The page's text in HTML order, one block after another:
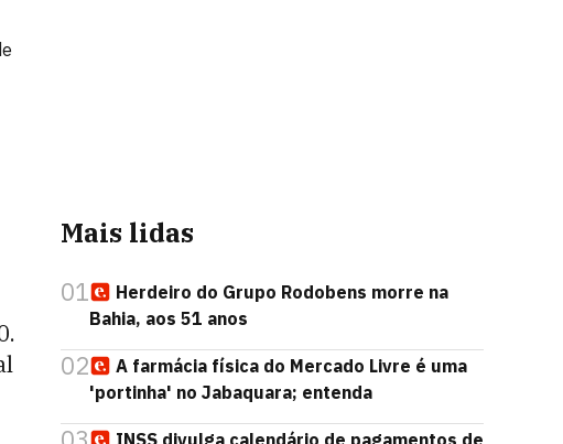
Mais lidas
01
Herdeiro do Grupo Rodobens morre na
Bahia, aos 51 anos
02
A farmácia física do Mercado Livre é uma
'portinha' no Jabaquara; entenda
INSS divulga calendário de pagamentos de